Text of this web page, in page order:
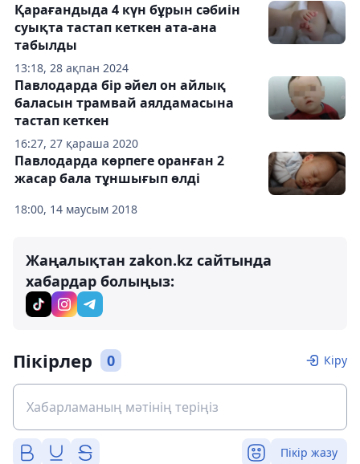
13:18, 28 ақпан 2024
Қарағандыда 4 күн бұрын сәбиін
суықта тастап кеткен ата-ана
табылды
16:27, 27 қараша 2020
Павлодарда бір әйел он айлық
баласын трамвай аялдамасына
тастап кеткен
18:00, 14 маусым 2018
Павлодарда көрпеге оранған 2
жасар бала тұншығып өлді
Жаңалықтан zakon.kz сайтында
хабардар болыңыз:
Пікірлер 0 Кіру
Пікір жазу